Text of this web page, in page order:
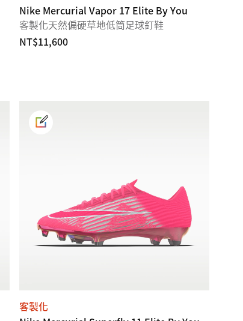
Nike Mercurial Vapor 17 Elite By You
客製化天然偏硬草地低筒足球釘鞋
NT$11,600
客製化